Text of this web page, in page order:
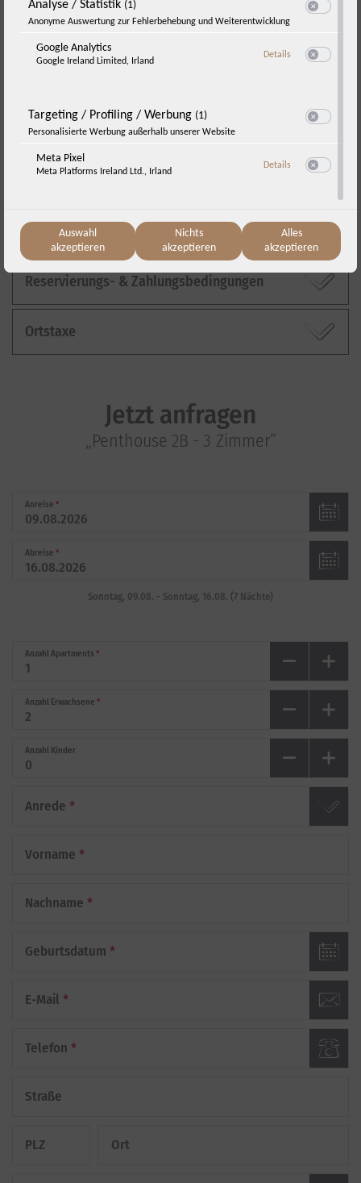
Parken
Reiserücktritts- & Abbruchversicherung
Reservierungs- & Zahlungsbedingungen
Ortstaxe
Jetzt anfragen
„Penthouse 2B - 3 Zimmer“
Anreise *
Abreise *
Sonntag, 09.08. - Sonntag, 16.08. (7 Nächte)
Anzahl Apartments *
Anzahl Erwachsene *
Anzahl Kinder
Anrede *
Vorname *
Nachname *
Geburtsdatum *
E-Mail *
Telefon *
Straße
PLZ Ort
Analyse / Statistik (1)
Anonyme Auswertung zur Fehlerbehebung und Weiterentwicklung
Google Analytics
Google Ireland Limited, Irland
Details zu Google
Targeting / Profiling / Werbung (1)
Personalisierte Werbung außerhalb unserer Website
Meta Pixel
Meta Platforms Ireland Ltd., Irland
Details zu Meta Pixel
Auswahl
akzeptieren
Nichts
akzeptieren
Alles
akzeptieren